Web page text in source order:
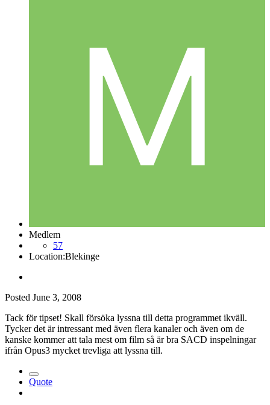
Medlem
57
Location:Blekinge
Posted June 3, 2008
Tack för tipset! Skall försöka lyssna till detta programmet ikväll.
Tycker det är intressant med även flera kanaler och även om de
kanske kommer att tala mest om film så är bra SACD inspelningar
ifrån Opus3 mycket trevliga att lyssna till.
Quote